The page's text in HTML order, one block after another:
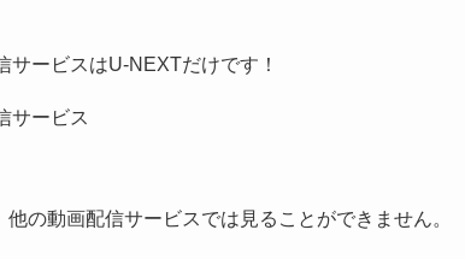
ービスはU-NEXTだけです！
サービス
の動画配信サービスでは見ることができません。